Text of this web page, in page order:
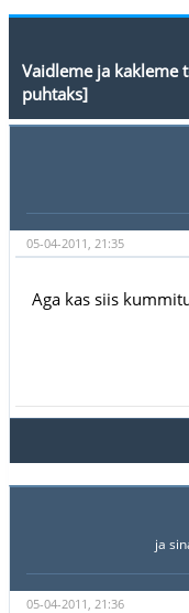
Vaidleme ja kakleme
puhtaks]
05-04-2011, 21:35
Aga kas siis
ja
05-04-2011, 21:36